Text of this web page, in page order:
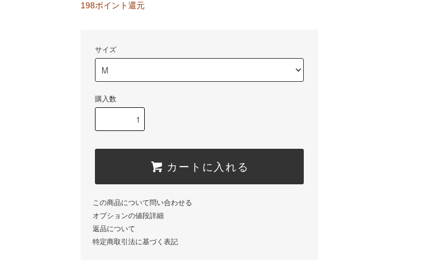
198ポイント還元
サイズ
購入数
カートに入れる
この商品について問い合わせる
オプションの値段詳細
返品について
特定商取引法に基づく表記